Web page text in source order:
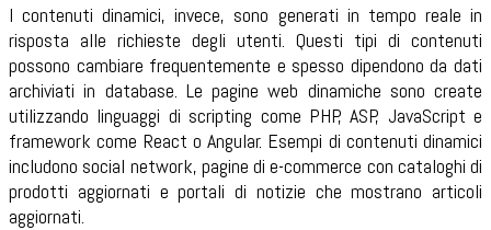
I contenuti dinamici, invece, sono generati in tempo reale in
risposta alle richieste degli utenti. Questi tipi di contenuti
possono cambiare frequentemente e spesso dipendono da dati
archiviati in database. Le pagine web dinamiche sono create
utilizzando linguaggi di scripting come PHP, ASP, JavaScript e
framework come React o Angular. Esempi di contenuti dinamici
includono social network, pagine di e-commerce con cataloghi di
prodotti aggiornati e portali di notizie che mostrano articoli
aggiornati.